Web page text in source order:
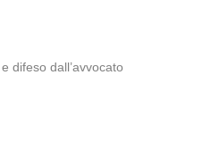
difeso dall’avvocato